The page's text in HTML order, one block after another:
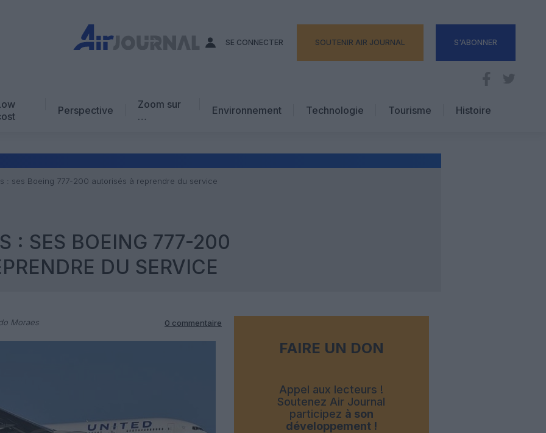
SE CONNECTER SOUTENIR AIR JOURNAL S'ABONNER
Perspective
Zoom sur
…
Avis d’expert
Environnement Technologie
Tourisme
Hôtellerie
Histoire
: ses Boeing 777-200 autorisés à reprendre du service
: SES BOEING 777-200
DU SERVICE
Moraes 0 commentaire
FAIRE UN DON
Appel aux lecteurs !
Soutenez Air Journal
participez à son
développement !